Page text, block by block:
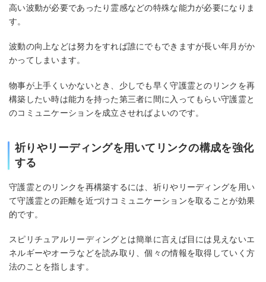
高い波動が必要であったり霊感などの特殊な能力が必要になりま
す。
波動の向上などは努力をすれば誰にでもできますが長い年月がか
かってしまいます。
物事が上手くいかないとき、少しでも早く守護霊とのリンクを再
構築したい時は能力を持った第三者に間に入ってもらい守護霊と
のコミュニケーションを成立させればよいのです。
祈りやリーディングを用いてリンクの構成を強化
する
守護霊とのリンクを再構築するには、祈りやリーディングを用い
て守護霊との距離を近づけコミュニケーションを取ることが効果
的です。
スピリチュアルリーディングとは簡単に言えば目には見えないエ
ネルギーやオーラなどを読み取り、個々の情報を取得していく方
法のことを指します。